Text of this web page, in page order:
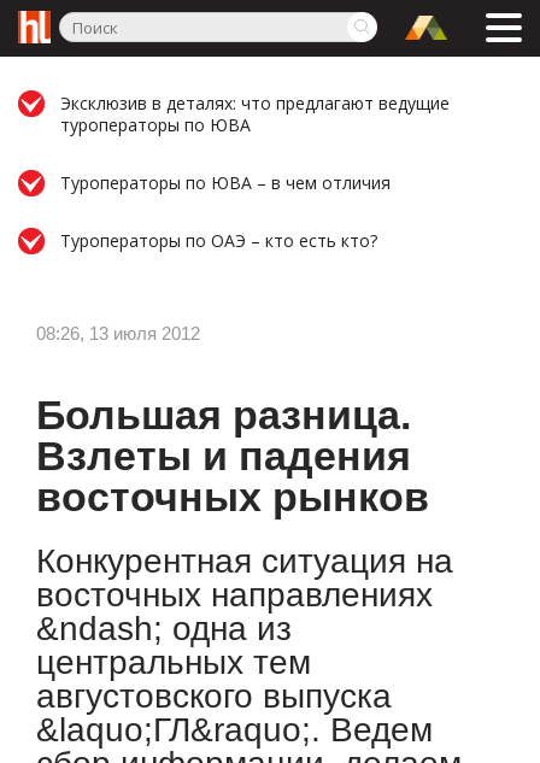
Эксклюзив в деталях: что предлагают ведущие
туроператоры по ЮВА
Туроператоры по ЮВА – в чем отличия
Туроператоры по ОАЭ – кто есть кто?
08:26, 13 июля 2012
Большая разница.
Взлеты и падения
восточных рынков
Конкурентная ситуация на
восточных направлениях
&ndash; одна из
центральных тем
августовского выпуска
&laquo;ГЛ&raquo;. Ведем